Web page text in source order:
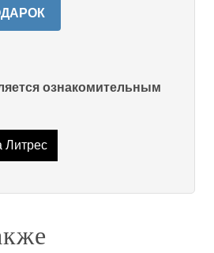
ознакомительным
Литрес